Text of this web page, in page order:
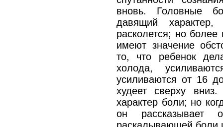
вновь. Головные
давящий
расколется; но
имеют значение
то, что ребенок
холода,
усиливаются от 16
худеет сверху
характер боли; но
он рассказывает